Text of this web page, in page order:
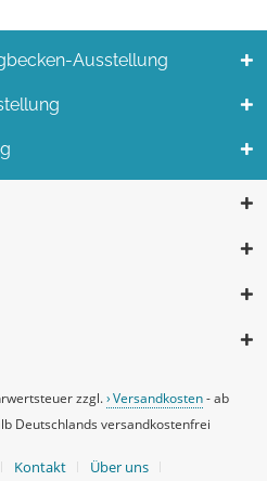
Ausstellung
zzgl. Versandkosten- ab
Deutschlands versandkostenfrei
Kontakt
Über uns